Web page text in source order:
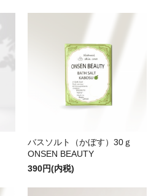
バスソルト（かぼす）30ｇ
ONSEN BEAUTY
390円(内税)